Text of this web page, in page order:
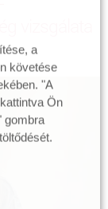
vizsgálata
a
követése
"A
Ön
gombra